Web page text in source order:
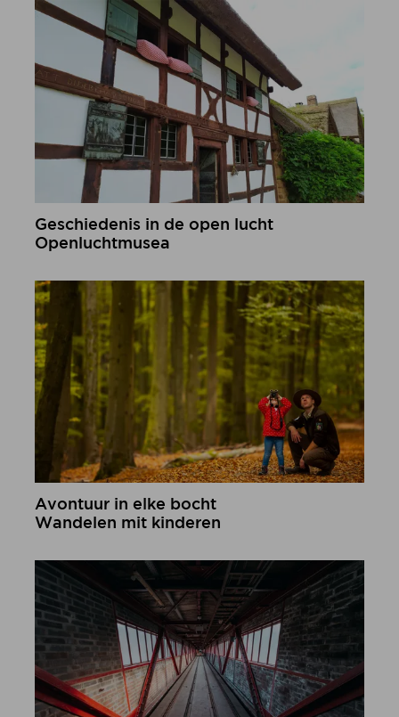
Geschiedenis in de open lucht
Openluchtmusea
Avontuur in elke bocht
Wandelen mit kinderen